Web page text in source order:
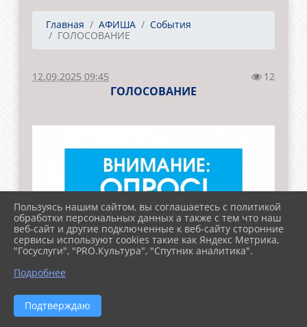
Главная АФИША
События
ГОЛОСОВАНИЕ
12.09.2025 09:45 12
ГОЛОСОВАНИЕ
Министерство социальной политики
Пользуясь нашим сайтом, вы соглашаетесь с политикой
обработки персональных данных а также с тем что наш
веб-сайт и другие подключенные к веб-сайту сторонние
сервисы используют cookies такие как Яндекс Метрика,
"Госуслуги", "PRO.Культура", "Спутник аналитика".
Подробнее
Подтверждаю